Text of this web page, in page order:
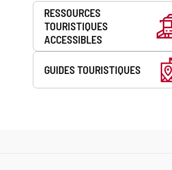
Prestations
RESSOURCES
TOURISTIQUES
ACCESSIBLES
GUIDES TOURISTIQUES